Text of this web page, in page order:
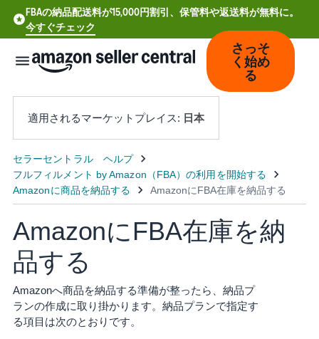
FBAの納品配送料が15,000円割引、保管料や返送料が無料に。
今すぐチェック
中
文
-
CN
Deutsch
- DE
Español
- ES
さっそ
く始め
る
適用されるマーケットプレイス: 日本
AmazonにFBA在庫を納
品する
Amazonへ商品を納品する準備が整ったら、納品プ
ランの作成に取り掛かります。納品プランで指定す
る項目は次のとおりです。